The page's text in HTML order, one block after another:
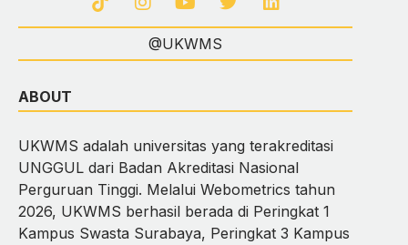
@UKWMS
ABOUT
UKWMS adalah universitas yang terakreditasi
UNGGUL dari Badan Akreditasi Nasional
Perguruan Tinggi. Melalui Webometrics tahun
2026, UKWMS berhasil berada di Peringkat 1
Kampus Swasta Surabaya, Peringkat 3 Kampus